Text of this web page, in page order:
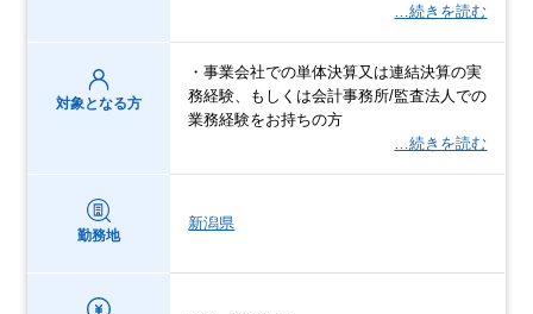
…続きを読む
対象となる方
・事業会社での単体決算又は連結決算の実
務経験、もしくは会計事務所/監査法人での
業務経験をお持ちの方
…続きを読む
勤務地
新潟県